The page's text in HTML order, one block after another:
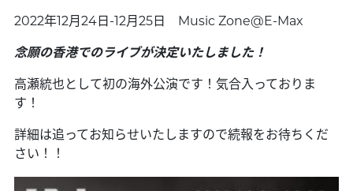
2022年12月24日-12月25日 Music Zone@E-Max
念願の香港でのライブが決定いたしました！
高瀬統也として初の海外公演です！気合入っておりま
す！
詳細は追ってお知らせいたしますので続報をお待ちくだ
さい！！